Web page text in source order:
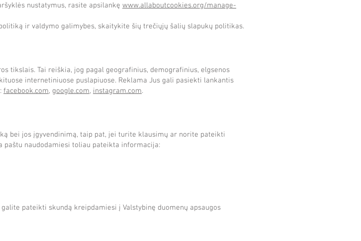
nustatymus, rasite apsilankę www.allaboutcookies.org/manage-
ir valdymo galimybes, skaitykite šių trečiųjų šalių slapukų politikas.
tikslais. Tai reiškia, jog pagal geografinius, demografinius, elgsenos
internetiniuose puslapiuose. Reklama Jus gali pasiekti lankantis
facebook.com, google.com, instagram.com.
bei jos įgyvendinimą, taip pat, jei turite klausimų ar norite pateikti
paštu naudodamiesi toliau pateikta informacija:
pateikti skundą kreipdamiesi į Valstybinę duomenų apsaugos